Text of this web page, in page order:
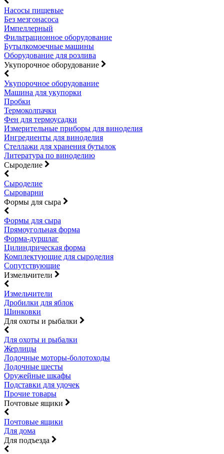
Насосы пищевые
Без мезгонасоса
Импеллерный
Фильтрационное оборудование
Бутылкомоечные машины
Оборудование для розлива
Укупорочное оборудование
Укупорочное оборудование
Машина для укупорки
Пробки
Термоколпачки
Фен для термоусадки
Измерительные приборы для виноделия
Ингредиенты для виноделия
Стеллажи для хранения бутылок
Литература по виноделию
Сыроделие
Сыроделие
Сыроварни
Формы для сыра
Формы для сыра
Прямоугольная форма
Форма-дуршлаг
Цилиндрическая форма
Комплектующие для сыроделия
Сопутствующие
Измельчители
Измельчители
Дробилки для яблок
Шинковки
Для охоты и рыбалки
Для охоты и рыбалки
Жерлицы
Лодочные моторы-болотоходы
Лодочные шесты
Оружейные шкафы
Подставки для удочек
Прочие товары
Почтовые ящики
Почтовые ящики
Для дома
Для подъезда